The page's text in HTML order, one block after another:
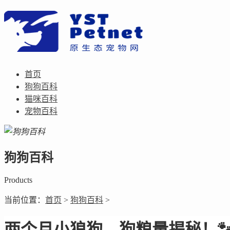
首页
狗狗百科
猫咪百科
宠物百科
狗狗百科
Products
当前位置： 首页 > 狗狗百科 >